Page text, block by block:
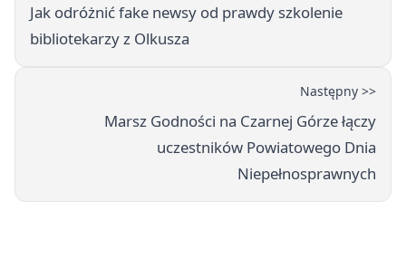
Jak odróżnić fake newsy od prawdy szkolenie
bibliotekarzy z Olkusza
Następny >>
Marsz Godności na Czarnej Górze łączy
uczestników Powiatowego Dnia
Niepełnosprawnych